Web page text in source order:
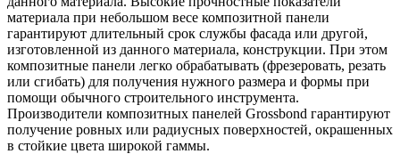
материала при небольшом весе композитной панели
гарантируют длительный срок службы фасада или другой,
изготовленной из данного материала, конструкции. При этом
композитные панели легко обрабатывать (фрезеровать, резать
или сгибать) для получения нужного размера и формы при
помощи обычного строительного инструмента.
Производители композитных панелей Grossbond гарантируют
получение ровных или радиусных поверхностей, окрашенных
в стойкие цвета широкой гаммы.